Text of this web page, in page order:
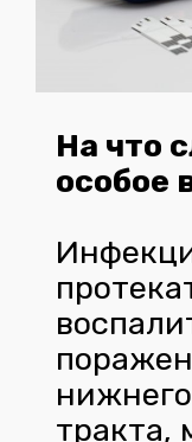
На что
особое
тракта,